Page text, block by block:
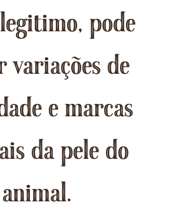
pode
variações de
e marcas
da pele do
animal.